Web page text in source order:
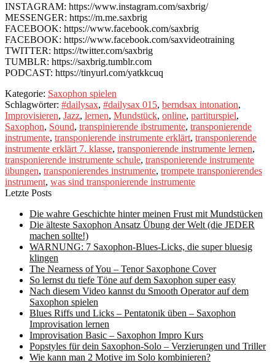
INSTAGRAM: https://www.instagram.com/saxbrig/
MESSENGER: https://m.me.saxbrig
FACEBOOK: https://www.facebook.com/saxbrig
FACEBOOK: https://www.facebook.com/saxvideotraining
TWITTER: https://twitter.com/saxbrig
TUMBLR: https://saxbrig.tumblr.com
PODCAST: https://tinyurl.com/yatkkcuq
Kategorie: Saxophon spielen
Schlagwörter: #dailysax, #dailysax 015, berndsax intonation,
Improvisieren, Jazz, lernen, Mundstück, online, partiturspiel,
Saxophon, Sound, transpinierende ibstrumente, transponierende
instrumente, transponierende instrumente erklärt, transponierende
instrumente erklärt 7. klasse, transponierende instrumente lernen,
transponierende instrumente schule, transponierende instrumente
übungen, transponierendes instrumente, trompete transponierendes
instrument, was sind transponierende instrumente
Letzte Posts
Die wahre Geschichte hinter meinen Frust mit Mundstücken
Die älteste Saxophon Ansatz Übung der Welt (die JEDER
machen sollte!)
WARNUNG: 7 Saxophon-Blues-Licks, die super bluesig
klingen
The Nearness of You – Tenor Saxophone Cover
So lernst du tiefe Töne auf dem Saxophon super easy
Nach diesem Video kannst du Smooth Operator auf dem
Saxophon spielen
Blues Riffs und Licks – Pentatonik üben – Saxophon
Improvisation lernen
Improvisation Basic – Saxophon Impro Kurs
Popstyles für dein Saxophon-Solo – Verzierungen und Triller
Wie kann man 2 Motive im Solo kombinieren?